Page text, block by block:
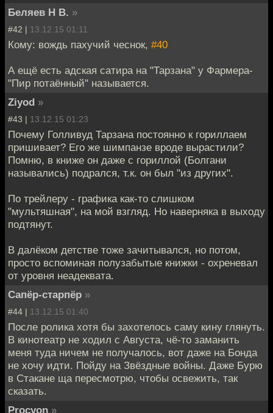
Беляев Н В. »
#42 | 13.12.15 01:11
Кому: вождь пахучий чеснок, #40
А ещё есть адская сатира на "Тарзана" у Фармера-
"Пир потаённый" называется.
Ziyod »
#43 | 13.12.15 01:23
Почему Голливуд Тарзана постоянно к гориллаем
пришивает? Его же шимпанзе вроде вырастили?
Помню, в книже он даже с гориллой (Болгани
назывались) подрался, т.к. он был "из других".
По трейлеру - графика как-то слишком
"мультяшная", на мой взгляд. Но наверняка в выходу
подтянут.
В далёком детстве тоже зачитывался, но потом,
просто вспоминая полузабытые книжки - охреневал
от уровня неадеквата.
Сапёр-старпёр »
#44 | 13.12.15 01:40
После ролика хотя бы захотелось саму кину глянуть.
В кинотеатр не ходил с Августа, чё-то заманить
меня туда ничем не получалось, вот даже на Бонда
не хочу идти. Пойду на Звёздные войны. Даже Бурю
в Стакане ща пересмотрю, чтобы освежить, так
сказать.
Procyon »